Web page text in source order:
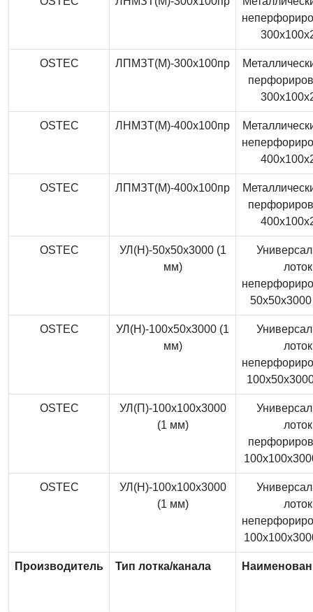
OSTEC ЛПМЗТ(М)-300x100пр
OSTEC ЛНМЗТ(М)-400x100пр
OSTEC ЛПМЗТ(М)-400x100пр
OSTEC
УЛ(Н)-50x50x3000 (1
мм)
лоток
OSTEC
УЛ(Н)-100x50x3000 (1
мм)
лоток
OSTEC
УЛ(П)-100x100x3000
(1 мм)
лоток
OSTEC
УЛ(Н)-100x100x3000
(1 мм)
лоток
Производитель Тип лотка/канала